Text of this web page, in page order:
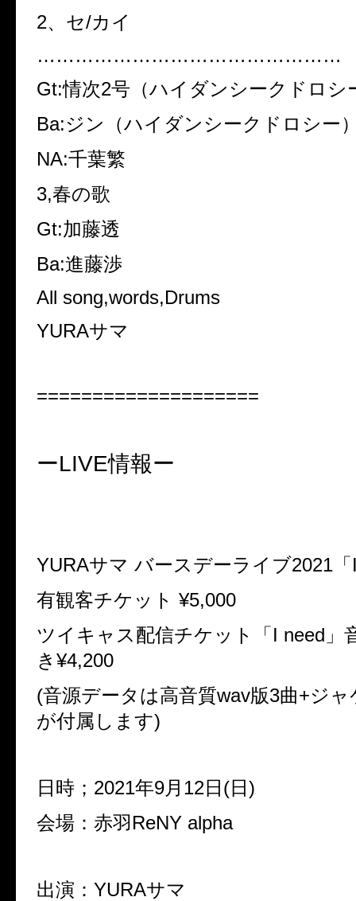
2、セ/カイ
…………………………………………
Gt:情次2号（ハイダンシークドロシ
Ba:ジン（ハイダンシークドロシー
NA:千葉繁
3,春の歌
Gt:加藤透
Ba:進藤渉
All song,words,Drums
YURAサマ
====================
ーLIVE情報ー
YURAサマ バースデーライブ2021 「
有観客チケット ¥5,000
ツイキャス配信チケット「 I need 」
き ¥4,200
(音源データは高音質wav版3曲+ジャ
が付属します)
日時； 2021年9月 12日 (日 )
会場：赤羽 ReNY alpha
出演： YURAサマ